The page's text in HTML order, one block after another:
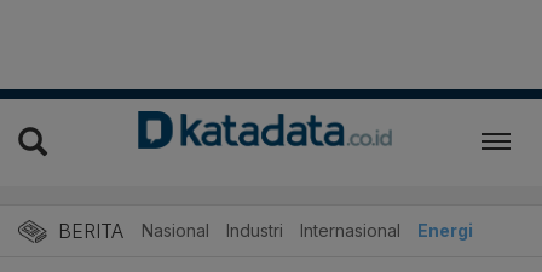
BERITA Nasional Industri Internasional Energi